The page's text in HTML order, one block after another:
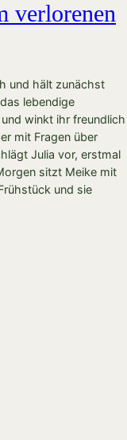
verlorenen
und hält zunächst
lebendige
winkt ihr freundlich
mit Fragen über
Julia vor, erstmal
sitzt Meike mit
und sie